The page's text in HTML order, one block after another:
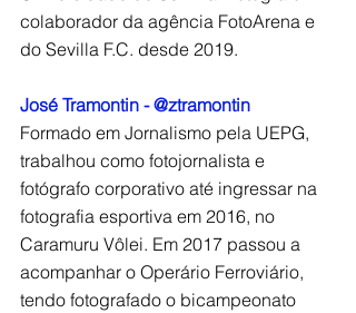
colaborador da agência FotoArena e
do Sevilla F.C. desde 2019.
José Tramontin - @ztramontin
Formado em Jornalismo pela UEPG,
trabalhou como fotojornalista e
fotógrafo corporativo até ingressar na
fotografia esportiva em 2016, no
Caramuru Vôlei. Em 2017 passou a
acompanhar o Operário Ferroviário,
tendo fotografado o bicampeonato